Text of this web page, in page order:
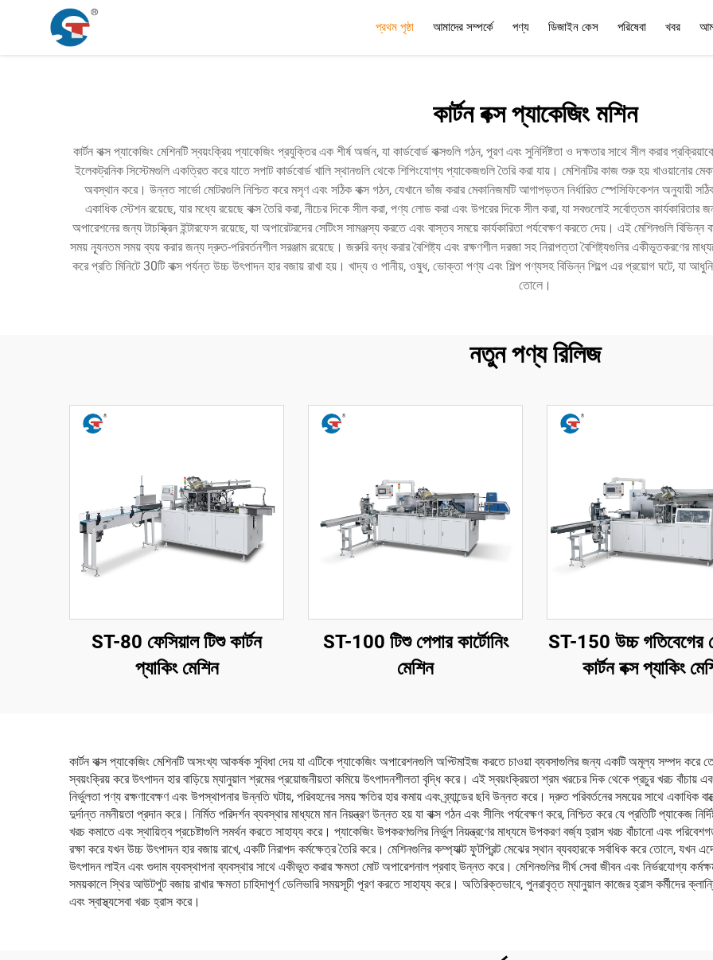
প্রথম পৃষ্ঠা আমাদের সম্পর্কে পণ্য ডিজাইন কেস পরিষেবা খবর
কার্টন বক্স প্যাকেজিং মশিন
কার্টন বাক্স প্যাকেজিং মেশিনটি স্বয়ংক্রিয় প্যাকেজিং প্রযুক্তির এক শীর্ষ অর্জন, যা কার্ডবোর্ড বাক্সগুলি গঠন, পূরণ এবং সুনির্দিষ্টতা ও দক্ষতার সাথে সীল করার
ইলেকট্রনিক সিস্টেমগুলি একত্রিত করে যাতে সপাট কার্ডবোর্ড খালি স্থানগুলি থেকে শিপিংযোগ্য প্যাকেজগুলি তৈরি করা যায়। মেশিনটির কাজ শুরু হয় খাওয়ানোর
অবস্থান করে। উন্নত সার্ভো মোটরগুলি নিশ্চিত করে মসৃণ এবং সঠিক বাক্স গঠন, যেখানে ভাঁজ করার মেকানিজমটি আগাপড়তন নির্ধারিত স্পেসিফিকেশন অনুযায়ী
একাধিক স্টেশন রয়েছে, যার মধ্যে রয়েছে বাক্স তৈরি করা, নীচের দিকে সীল করা, পণ্য লোড করা এবং উপরের দিকে সীল করা, যা সবগুলোই সর্বোত্তম
অপারেশনের জন্য টাচস্ক্রিন ইন্টারফেস রয়েছে, যা অপারেটরদের সেটিংস সামঞ্জস্য করতে এবং বাস্তব সময়ে কার্যকারিতা পর্যবেক্ষণ করতে দেয়। এই মেশিনগুলি বিভিন্ন
সময় ন্যূনতম সময় ব্যয় করার জন্য দ্রুত-পরিবর্তনশীল সরঞ্জাম রয়েছে। জরুরি বন্ধ করার বৈশিষ্ট্য এবং রক্ষণশীল দরজা সহ নিরাপত্তা বৈশিষ্ট্যগুলির একীভূতকরণের
করে প্রতি মিনিটে 30টি বাক্স পর্যন্ত উচ্চ উৎপাদন হার বজায় রাখা হয়। খাদ্য ও পানীয়, ওষুধ, ভোক্তা পণ্য এবং শিল্প পণ্যসহ বিভিন্ন শিল্পে এর প্রয়োগ ঘটে, যা
তোলে।
নতুন পণ্য রিলিজ
ST-80 ফেসিয়াল টিশু কার্টন
প্যাকিং মেশিন
ST-100 টিশু পেপার কার্টোনিং
মেশিন
ST-150 উচ্চ গতিবেগের
কার্টন বক্স প্যাকিং
কার্টন বাক্স প্যাকেজিং মেশিনটি অসংখ্য আকর্ষক সুবিধা দেয় যা এটিকে প্যাকেজিং অপারেশনগুলি অপ্টিমাইজ করতে চাওয়া ব্যবসাগুলির জন্য একটি অমূল্য সম্পদ করে
স্বয়ংক্রিয় করে উৎপাদন হার বাড়িয়ে ম্যানুয়াল শ্রমের প্রয়োজনীয়তা কমিয়ে উৎপাদনশীলতা বৃদ্ধি করে। এই স্বয়ংক্রিয়তা শ্রম খরচের দিক থেকে প্রচুর খরচ বাঁচায়
নির্ভুলতা পণ্য রক্ষণাবেক্ষণ এবং উপস্থাপনার উন্নতি ঘটায়, পরিবহনের সময় ক্ষতির হার কমায় এবং ব্র্যান্ডের ছবি উন্নত করে। দ্রুত পরিবর্তনের সময়ের সাথে একাধিক
দুর্দান্ত নমনীয়তা প্রদান করে। নির্মিত পরিদর্শন ব্যবস্থার মাধ্যমে মান নিয়ন্ত্রণ উন্নত হয় যা বাক্স গঠন এবং সীলিং পর্যবেক্ষণ করে, নিশ্চিত করে যে প্রতিটি প্যাকেজ
খরচ কমাতে এবং স্থায়িত্ব প্রচেষ্টাগুলি সমর্থন করতে সাহায্য করে। প্যাকেজিং উপকরণগুলির নির্ভুল নিয়ন্ত্রণের মাধ্যমে উপকরণ বর্জ্য হ্রাস খরচ বাঁচানো এবং
রক্ষা করে যখন উচ্চ উৎপাদন হার বজায় রাখে, একটি নিরাপদ কর্মক্ষেত্র তৈরি করে। মেশিনগুলির কম্প্যাক্ট ফুটপ্রিন্ট মেঝের স্থান ব্যবহারকে সর্বাধিক করে তোলে, যখন
উৎপাদন লাইন এবং গুদাম ব্যবস্থাপনা ব্যবস্থার সাথে একীভূত করার ক্ষমতা মোট অপারেশনাল প্রবাহ উন্নত করে। মেশিনগুলির দীর্ঘ সেবা জীবন এবং নির্ভরযোগ্য
সময়কালে স্থির আউটপুট বজায় রাখার ক্ষমতা চাহিদাপূর্ণ ডেলিভারি সময়সূচী পূরণ করতে সাহায্য করে। অতিরিক্তভাবে, পুনরাবৃত্ত ম্যানুয়াল কাজের হ্রাস কর্মীদের
এবং স্বাস্থ্যসেবা খরচ হ্রাস করে।